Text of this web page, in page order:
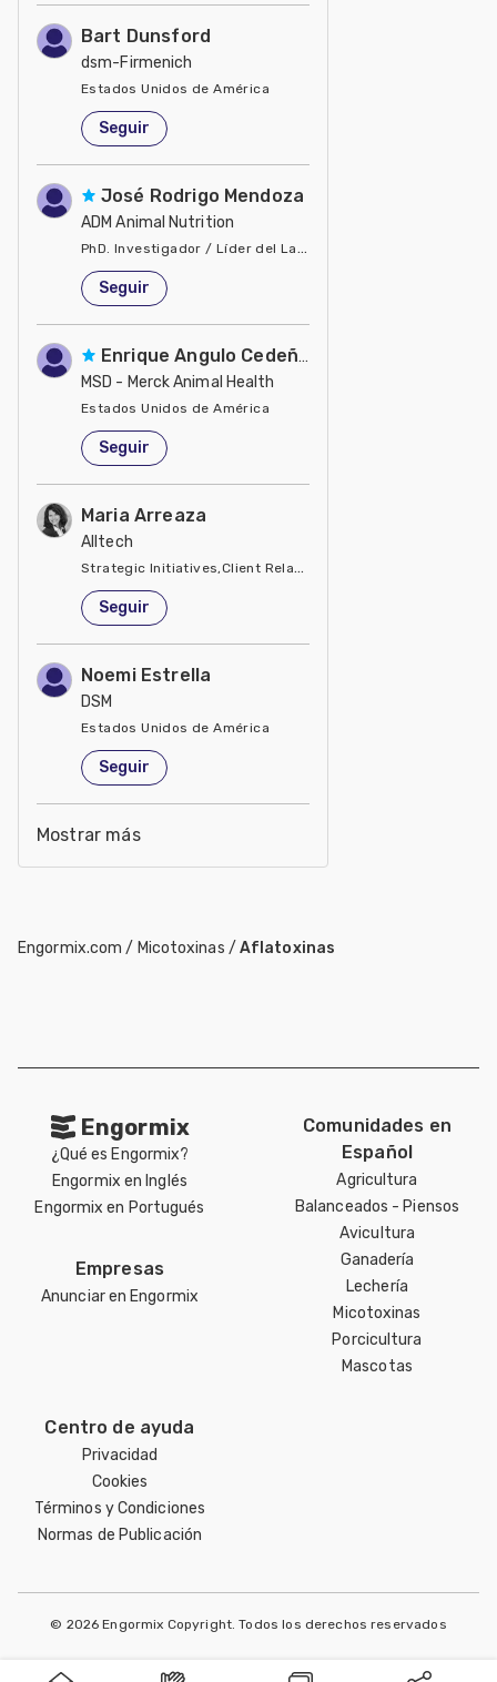
Bart Dunsford
dsm-Firmenich
Estados Unidos de América
Seguir
José Rodrigo Mendoza
ADM Animal Nutrition
PhD. Investigador / Líder del Laboratorio de Microbiología
Estados Unidos de América
Seguir
Enrique Angulo Cedeño
MSD - Merck Animal Health
Estados Unidos de América
Seguir
Maria Arreaza
Alltech
Strategic Initiatives,Client Relations, Business Development
Estados Unidos de América
Seguir
Noemi Estrella
DSM
Estados Unidos de América
Seguir
Mostrar más
Engormix.com / Micotoxinas / Aflatoxinas
Engormix
¿Qué es Engormix?
Engormix en Inglés
Engormix en Portugués
Empresas
Anunciar en Engormix
Comunidades en
Español
Agricultura
Balanceados - Piensos
Avicultura
Ganadería
Lechería
Micotoxinas
Porcicultura
Mascotas
Centro de ayuda
Privacidad
Cookies
Términos y Condiciones
Normas de Publicación
© 2026 Engormix Copyright. Todos los derechos reservados